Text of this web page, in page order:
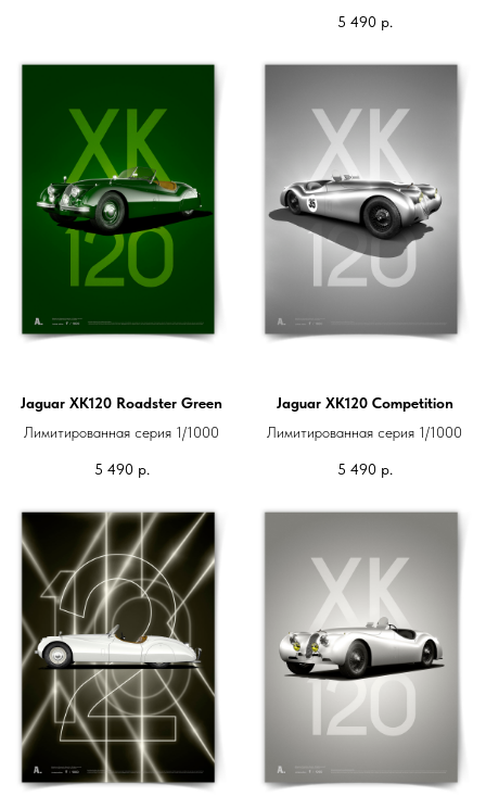
5 490 р.
Jaguar XK120 Roadster Green
Лимитированная серия 1/1000
5 490 р.
Jaguar XK120 Competition
Лимитированная серия 1/1000
5 490 р.